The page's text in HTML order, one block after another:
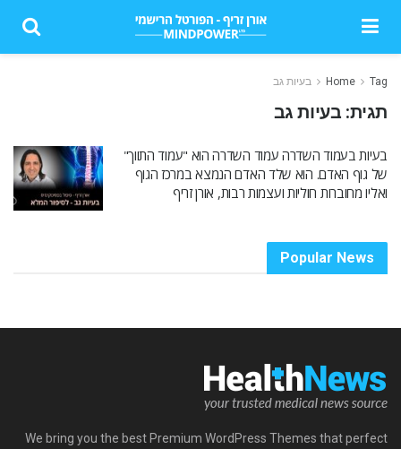
Home Tag בעיות גב
תגית: בעיות גב
בעיות בעמוד השדרה עמוד השדרה הוא "עמוד התווך"
של גוף האדם. הוא שלד האדם הנמצא במרכז הגוף
ואליו מחוברות חוליות ועצמות רבות, אורן זריף
Popular News
We bring you the best Premium WordPress Themes that perfect